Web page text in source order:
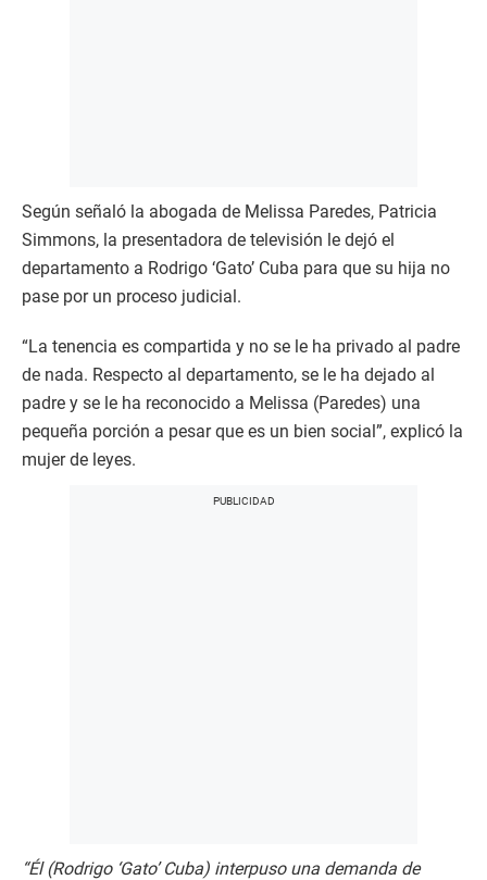
Según señaló la abogada de Melissa Paredes, Patricia
Simmons, la presentadora de televisión le dejó el
departamento a Rodrigo ‘Gato’ Cuba para que su hija no
pase por un proceso judicial.
“La tenencia es compartida y no se le ha privado al padre
de nada. Respecto al departamento, se le ha dejado al
padre y se le ha reconocido a Melissa (Paredes) una
pequeña porción a pesar que es un bien social”, explicó la
mujer de leyes.
“Él (Rodrigo ‘Gato’ Cuba) interpuso una demanda de